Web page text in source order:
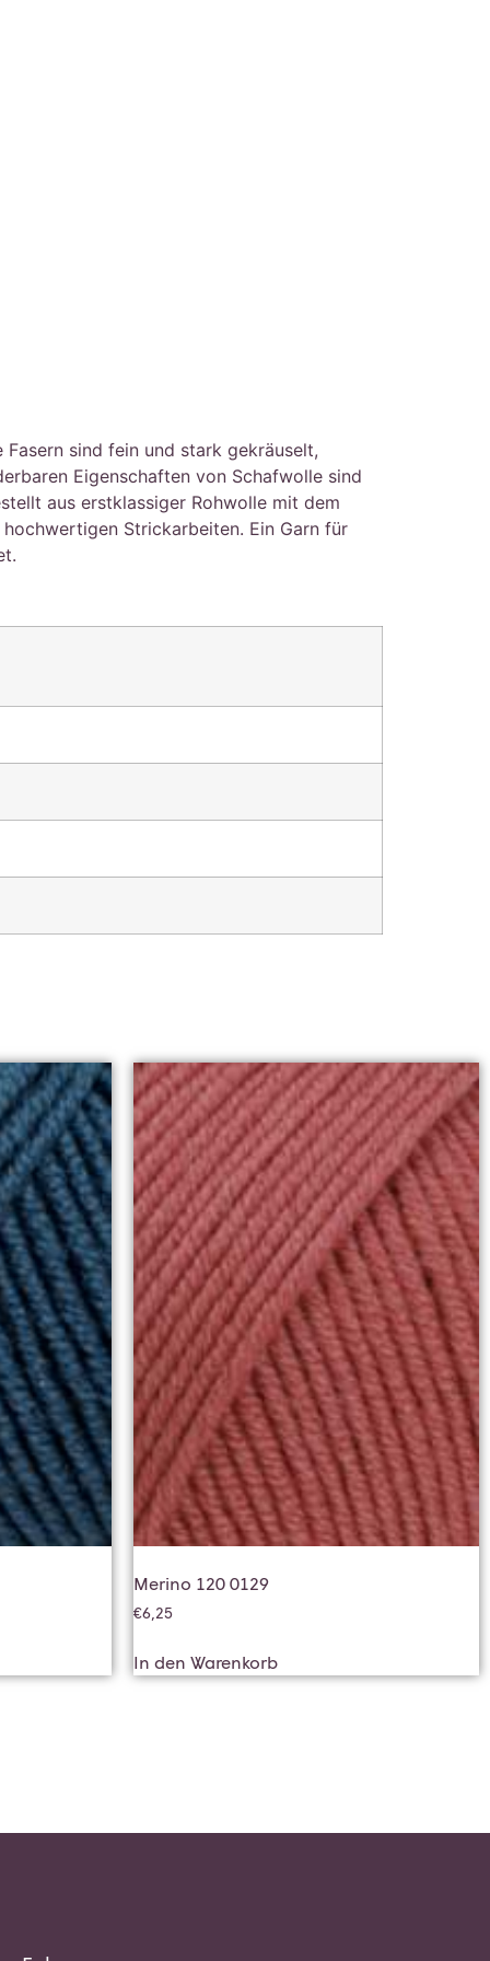
sind fein und stark gekräuselt,
Eigenschaften von Schafwolle sind
aus erstklassiger Rohwolle mit dem
Strickarbeiten. Ein Garn für
Merino 120 0129
€6,25
In den Warenkorb